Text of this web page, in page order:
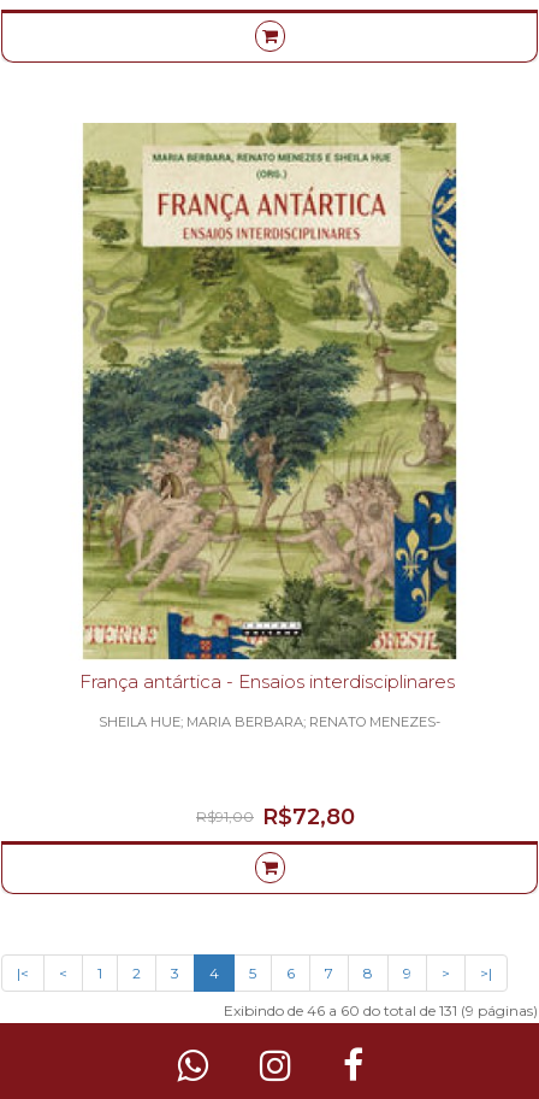
França antártica - Ensaios interdisciplinares
SHEILA HUE; MARIA BERBARA; RENATO MENEZES-
R$72,80
R$91,00
|< < 1 2 3 4 5 6 7 8 9 > >|
Exibindo de 46 a 60 do total de 131 (9 páginas)